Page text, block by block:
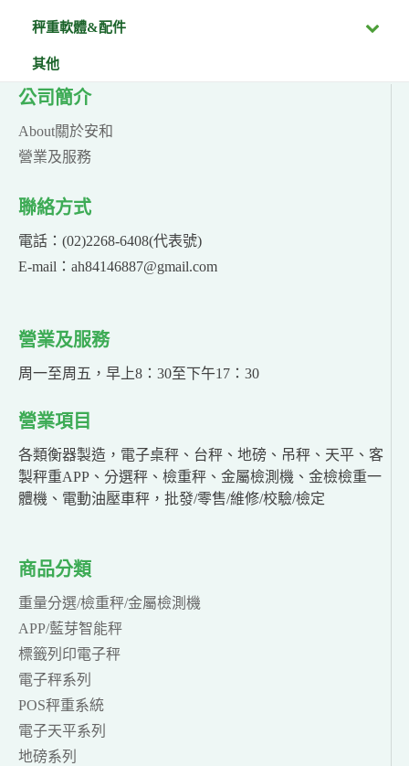
秤重軟體&配件
其他
公司簡介
About關於安和
營業及服務
聯絡方式
電話：(02)2268-6408(代表號)
E-mail：ah84146887@gmail.com
營業及服務
周一至周五，早上8：30至下午17：30
營業項目
各類衡器製造，電子桌秤、台秤、地磅、吊秤、天平、客
製秤重APP、分選秤、檢重秤、金屬檢測機、金檢檢重一
體機、電動油壓車秤，批發/零售/維修/校驗/檢定
商品分類
重量分選/檢重秤/金屬檢測機
APP/藍芽智能秤
標籤列印電子秤
電子秤系列
POS秤重系統
電子天平系列
地磅系列